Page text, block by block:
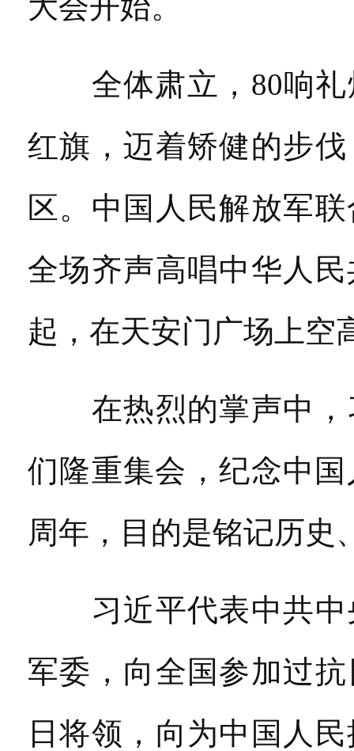
全体肃立，80响礼
红旗，迈着矫健的步
区。中国人民解放军
全场齐声高唱中华人
起，在天安门广场上空
在热烈的掌声中，
们隆重集会，纪念中
周年，目的是铭记历史
习近平代表中共中
军委，向全国参加过
日将领，向为中国人